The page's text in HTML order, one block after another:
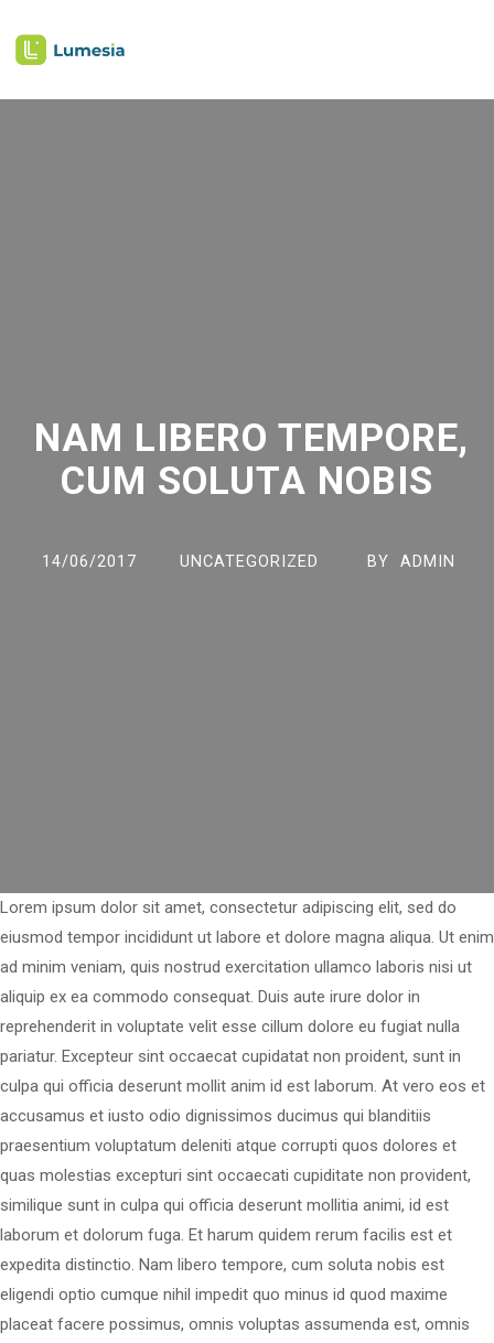
NAM LIBERO TEMPORE,
CUM SOLUTA NOBIS
14/06/2017 UNCATEGORIZED BYADMIN
Lorem ipsum dolor sit amet, consectetur adipiscing elit, sed do
eiusmod tempor incididunt ut labore et dolore magna aliqua. Ut enim
ad minim veniam, quis nostrud exercitation ullamco laboris nisi ut
aliquip ex ea commodo consequat. Duis aute irure dolor in
reprehenderit in voluptate velit esse cillum dolore eu fugiat nulla
pariatur. Excepteur sint occaecat cupidatat non proident, sunt in
culpa qui officia deserunt mollit anim id est laborum. At vero eos et
accusamus et iusto odio dignissimos ducimus qui blanditiis
praesentium voluptatum deleniti atque corrupti quos dolores et
quas molestias excepturi sint occaecati cupiditate non provident,
similique sunt in culpa qui officia deserunt mollitia animi, id est
laborum et dolorum fuga. Et harum quidem rerum facilis est et
expedita distinctio. Nam libero tempore, cum soluta nobis est
eligendi optio cumque nihil impedit quo minus id quod maxime
placeat facere possimus, omnis voluptas assumenda est, omnis